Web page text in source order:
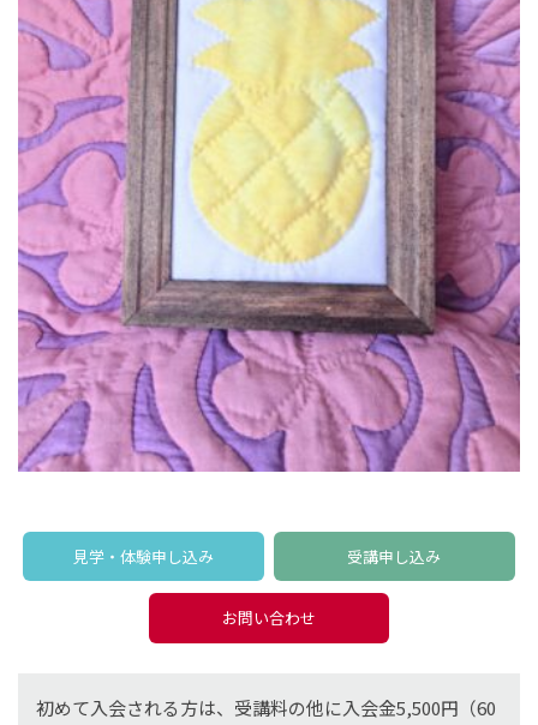
見学・体験申し込み 受講申し込み
お問い合わせ
初めて入会される方は、受講料の他に入会金5,500円（60